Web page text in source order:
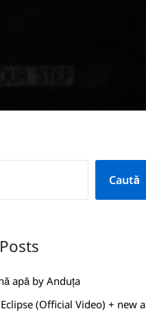
Caută
apă by Anduța
(Official Video) + new